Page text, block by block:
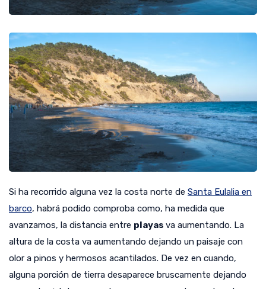
Si ha recorrido alguna vez la costa norte de Santa Eulalia en
barco, habrá podido comproba como, ha medida que
avanzamos, la distancia entre playas va aumentando. La
altura de la costa va aumentando dejando un paisaje con
olor a pinos y hermosos acantilados. De vez en cuando,
alguna porción de tierra desaparece bruscamente dejando